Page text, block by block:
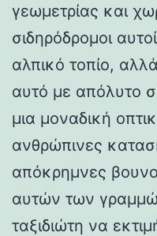
γεωμετρίας και
σιδηρόδρομοι
αλπικό τοπίο,
αυτό με απόλυτο
μια μοναδική
ανθρώπινες
απόκρημνες
αυτών των
ταξιδιώτη να